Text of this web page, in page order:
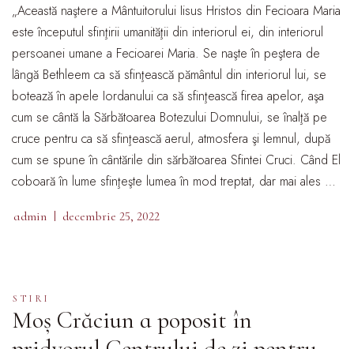
„Această naştere a Mântuitorului Iisus Hristos din Fecioara Maria
este începutul sfinţirii umanităţii din interiorul ei, din interiorul
persoanei umane a Fecioarei Maria. Se naşte în peştera de
lângă Bethleem ca să sfinţească pământul din interiorul lui, se
botează în apele Iordanului ca să sfinţească firea apelor, aşa
cum se cântă la Sărbătoarea Botezului Domnului, se înalţă pe
cruce pentru ca să sfinţească aerul, atmosfera şi lemnul, după
cum se spune în cântările din sărbătoarea Sfintei Cruci. Când El
coboară în lume sfinţeşte lumea în mod treptat, dar mai ales …
admin decembrie 25, 2022
STIRI
Moș Crăciun a poposit în